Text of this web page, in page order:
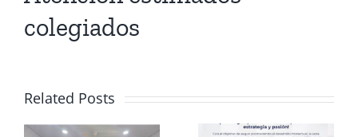
colegiados
Related Posts